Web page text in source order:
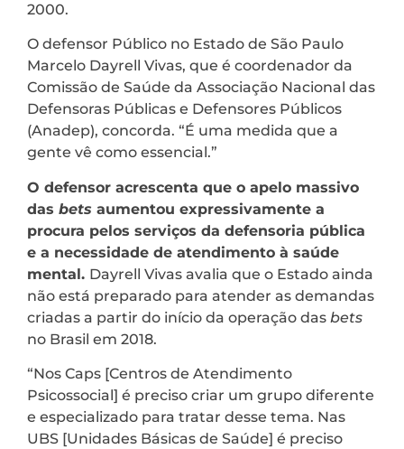
2000.
O defensor Público no Estado de São Paulo
Marcelo Dayrell Vivas, que é coordenador da
Comissão de Saúde da Associação Nacional das
Defensoras Públicas e Defensores Públicos
(Anadep), concorda. “É uma medida que a
gente vê como essencial.”
O defensor acrescenta que o apelo massivo
das bets aumentou expressivamente a
procura pelos serviços da defensoria pública
e a necessidade de atendimento à saúde
mental. Dayrell Vivas avalia que o Estado ainda
não está preparado para atender as demandas
criadas a partir do início da operação das bets
no Brasil em 2018.
“Nos Caps [Centros de Atendimento
Psicossocial] é preciso criar um grupo diferente
e especializado para tratar desse tema. Nas
UBS [Unidades Básicas de Saúde] é preciso